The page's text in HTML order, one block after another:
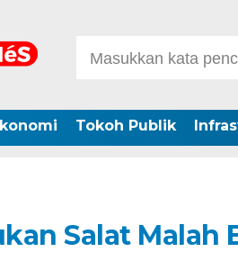
Tokoh Publik
Salat Malah